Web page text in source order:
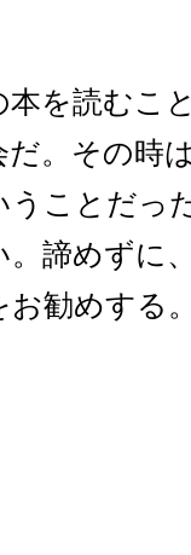
を読むこ
。その時
ことだっ
諦めずに
お勧めする